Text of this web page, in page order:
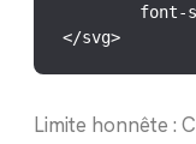
font-
</svg>
Limite honnête :